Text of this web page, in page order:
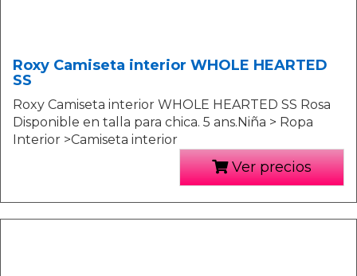
Roxy Camiseta interior WHOLE HEARTED
SS
Roxy Camiseta interior WHOLE HEARTED SS Rosa
Disponible en talla para chica. 5 ans.Niña > Ropa
Interior >Camiseta interior
Ver precios